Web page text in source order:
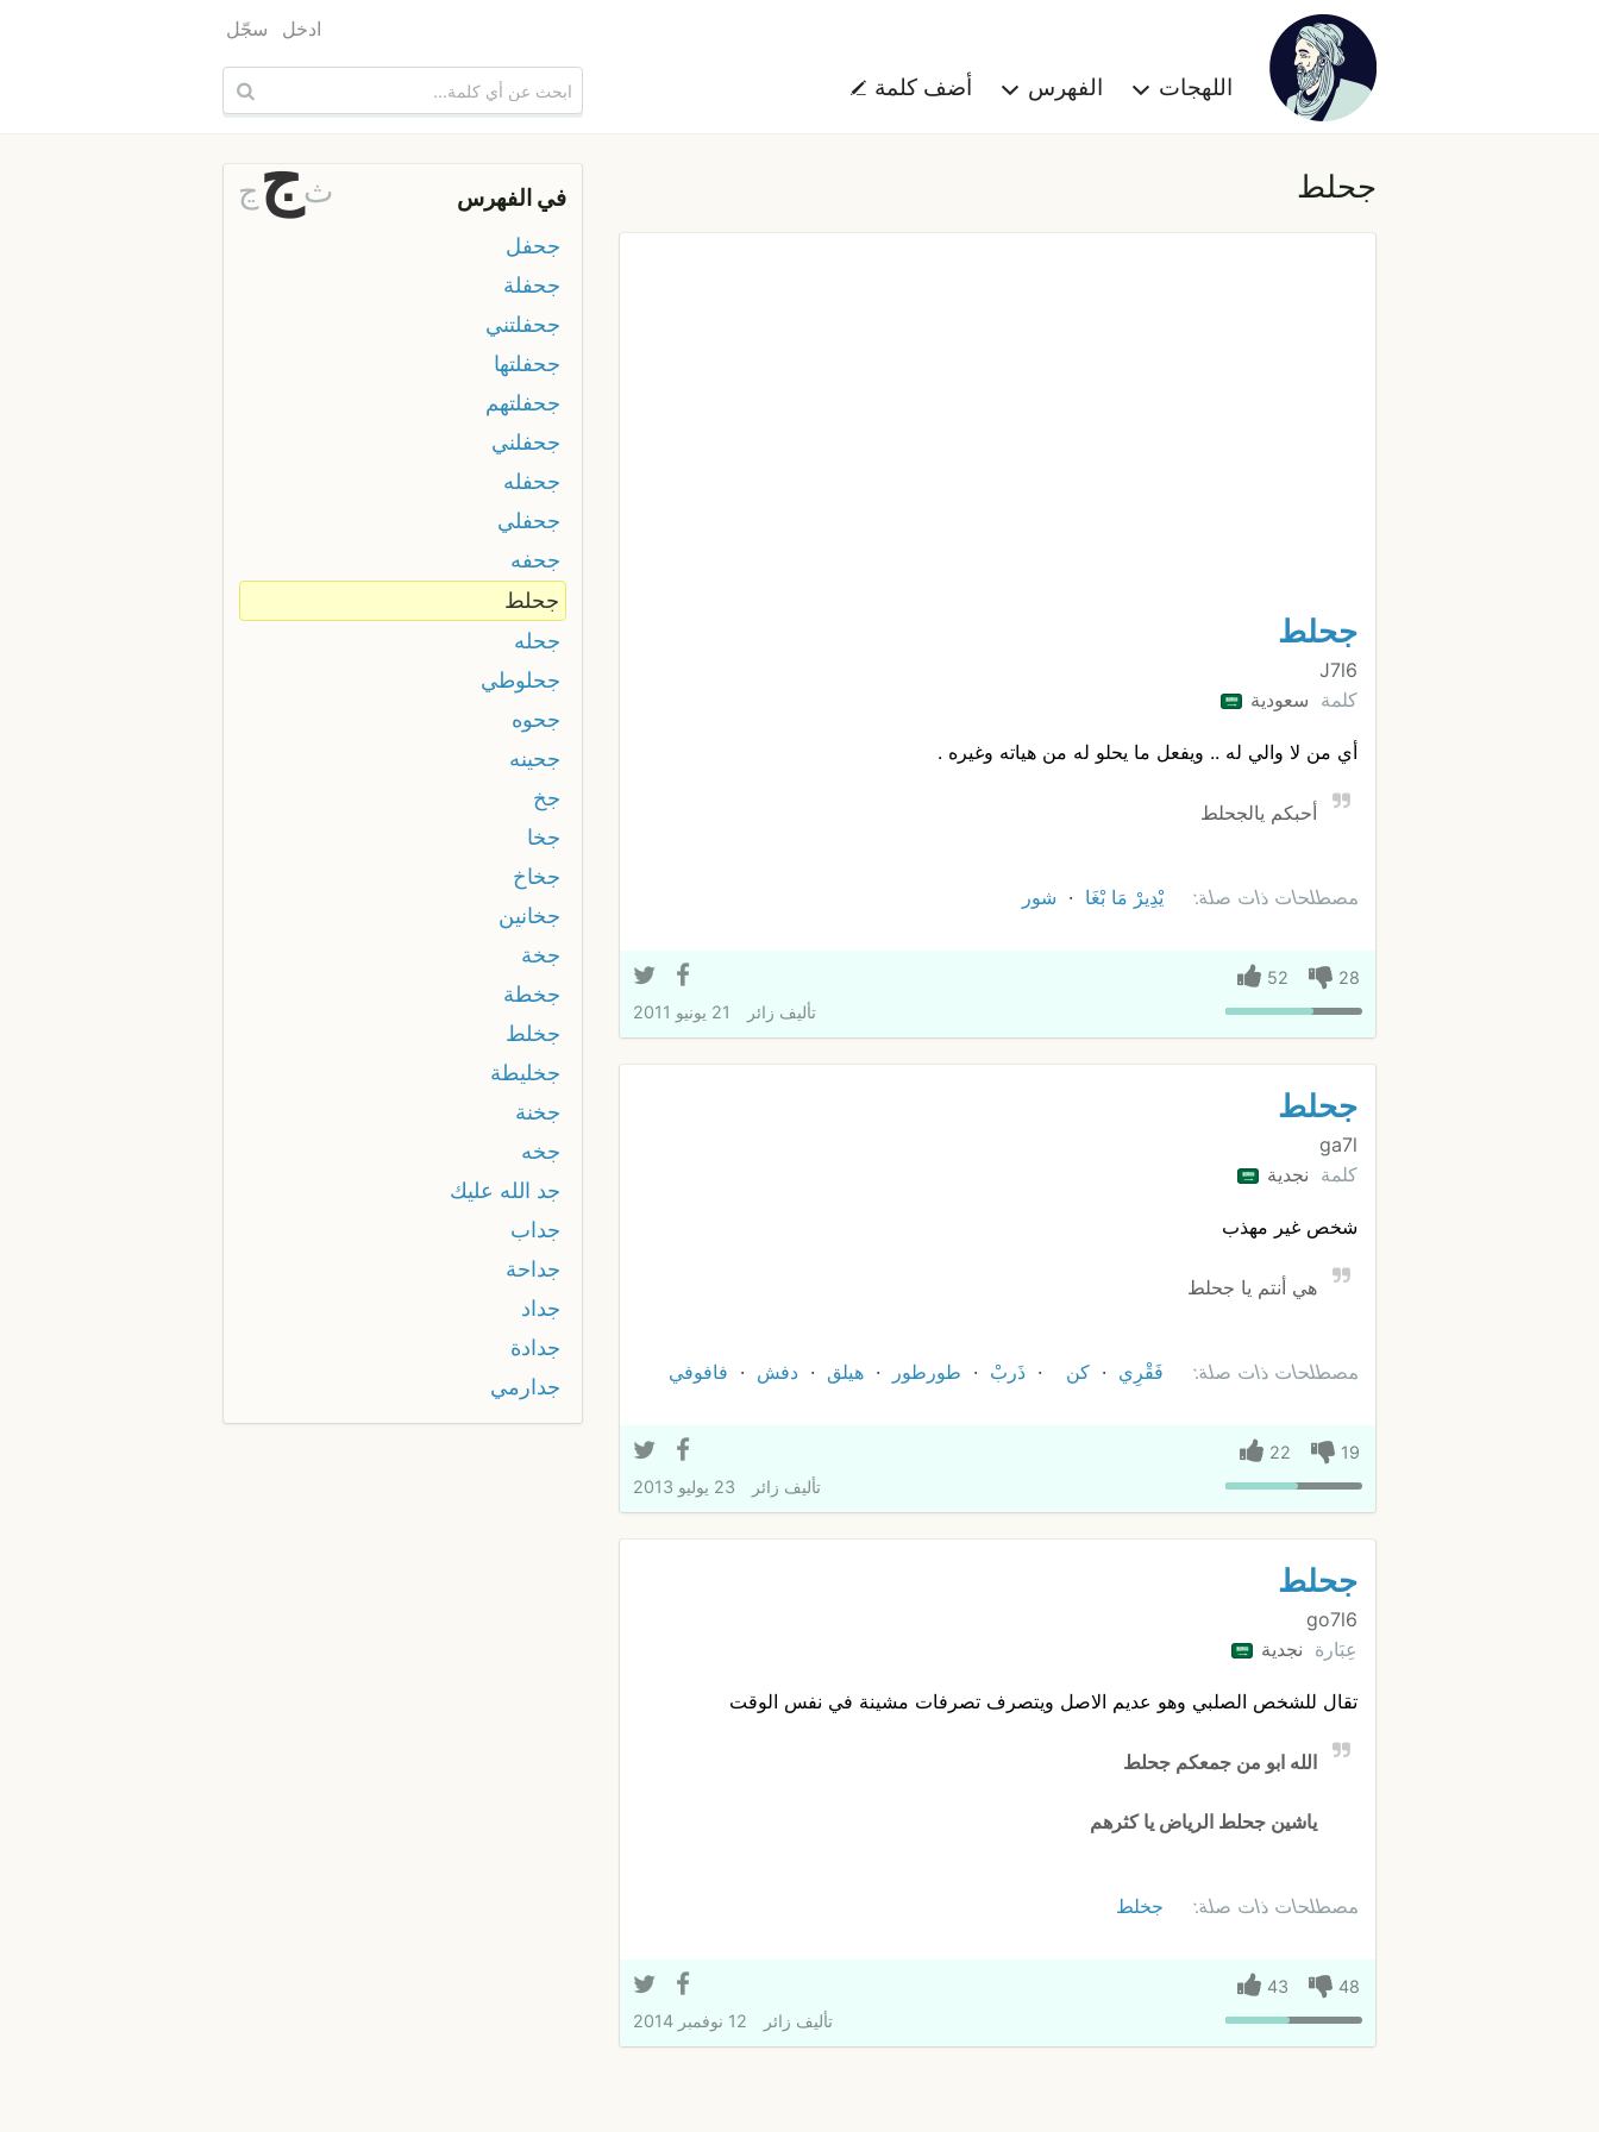
اللهجات الفهرس أضف كلمة
ادخل سجّل
جحلط
جحلط
J7l6
كلمة سعودية
أي من لا والي له .. ويفعل ما يحلو له من هياته وغيره .
أحبكم يالجحلط
مصطلحات ذات صلة: يْدِيرْ مَا بْغَا شور
28
52
تأليف زائر 21 يونيو 2011
جحلط
ga7l
كلمة نجدية
شخص غير مهذب
هي أنتم يا جحلط
مصطلحات ذات صلة: فَقْرِي كن ذَربْ طورطور هيلق دفش فافوفي
19
22
تأليف زائر 23 يوليو 2013
جحلط
go7l6
عِبَارة نجدية
تقال للشخص الصلبي وهو عديم الاصل ويتصرف تصرفات مشينة في نفس الوقت
الله ابو من جمعكم جحلط
ياشين جحلط الرياض يا كثرهم
مصطلحات ذات صلة: جخلط
48
43
تأليف زائر 12 نوفمبر 2014
في الفهرس ثج ڃ
جحفل
جحفلة
جحفلتني
جحفلتها
جحفلتهم
جحفلني
جحفله
جحفلي
جحفه
جحلط
جحله
جحلوطي
جحوه
جحينه
جخ
جخا
جخاخ
جخانين
جخة
جخطة
جخلط
جخليطة
جخنة
جخه
جد الله عليك
جداب
جداحة
جداد
جدادة
جدارمي